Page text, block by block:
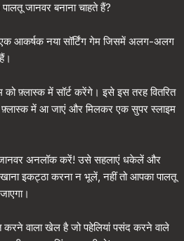
जानवर बनाना चाहते हैं?
आकर्षक नया सॉर्टिंग गेम जिसमें अलग-अलग
को फ़्लास्क में सॉर्ट करेंगे। इसे इस तरह वितरित
में आ जाएं और मिलकर एक सुपर स्लाइम
जानवर अनलॉक करें! उसे सहलाएं धकेलें और
इकट्ठा करना न भूलें, नहीं तो आपका पालतू
करने वाला खेल है जो पहेलियां पसंद करने वाले